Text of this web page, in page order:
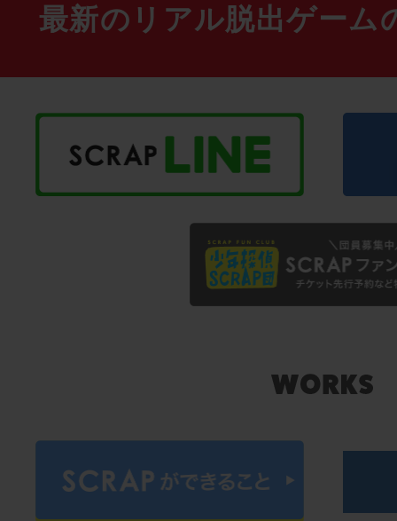
最新のリアル脱出ゲーム